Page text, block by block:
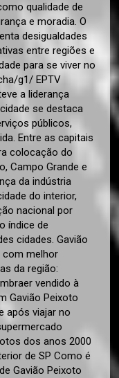
qualidade de
e moradia. O
desigualdades
entre regiões e
para se viver no
g1/ EPTV
a liderança
se destaca
públicos,
Entre as capitais
colocação do
Campo Grande e
da indústria
do interior,
nacional por
índice de
cidades. Gavião
com melhor
da região:
vendido à
Gavião Peixoto
após viajar no
dos anos 2000
de SP Como é
Gavião Peixoto